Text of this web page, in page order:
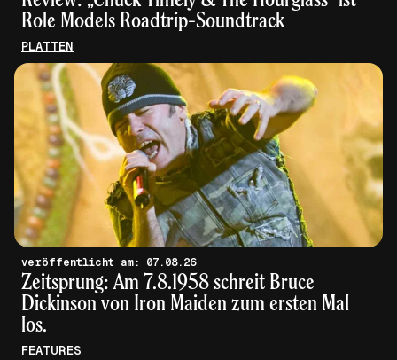
Role Models Roadtrip-Soundtrack
PLATTEN
veröffentlicht am: 07.08.26
Zeitsprung: Am 7.8.1958 schreit Bruce
Dickinson von Iron Maiden zum ersten Mal
los.
FEATURES